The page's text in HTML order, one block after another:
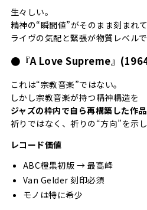
生々しい。
精神の“瞬間値”がそのまま刻まれて
ライヴの気配と緊張が物質レベル
●『A Love Supreme』
これは“宗教音楽”ではない。
しかし宗教音楽が持つ精神構造を
ジャズの枠内で自ら再構築した作品
祈りではなく、祈りの“方向”を示し
レコード価値
ABC橙黒初版 → 最高峰
Van Gelder 刻印必須
モノは特に希少